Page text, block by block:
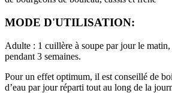
MODE D'UTILISATION:
Adulte : 1 cuillère à soupe par jour le matin,
pendant 3 semaines.
Pour un effet optimum, il est conseillé de
d’eau par jour réparti tout au long de la